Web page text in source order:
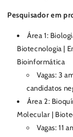
Pesquisador em
Área 1:
Biotecnologia |
Bioinformática
Vagas: 3
candidatos
Área 2:
Molecular |
Vagas: 11